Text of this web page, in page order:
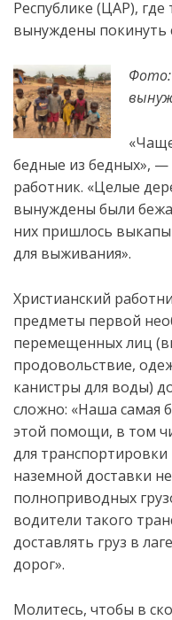
Республике (ЦАР),
вынуждены покинуть
Фото:
бедные из бедных», —
работник. «Целые
вынуждены были
них пришлось
для выживания».
Христианский
предметы первой
перемещенных лиц
продовольствие,
канистры для воды)
сложно: «Наша самая
этой помощи, в том
для
наземной доставки
полноприводных
водители такого
доставлять груз в
дорог».
Молитесь, чтобы в